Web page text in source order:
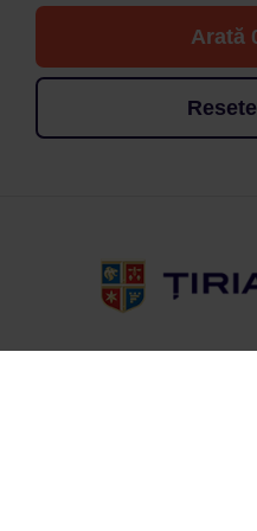
Arată